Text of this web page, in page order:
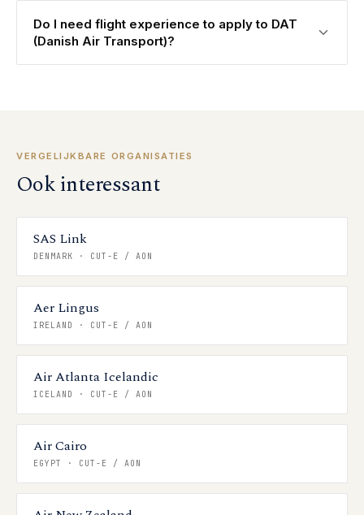
Do I need flight experience to apply to DAT
(Danish Air Transport)?
VERGELIJKBARE ORGANISATIES
Ook interessant
SAS Link
DENMARK · CUT-E / AON
Aer Lingus
IRELAND · CUT-E / AON
Air Atlanta Icelandic
ICELAND · CUT-E / AON
Air Cairo
EGYPT · CUT-E / AON